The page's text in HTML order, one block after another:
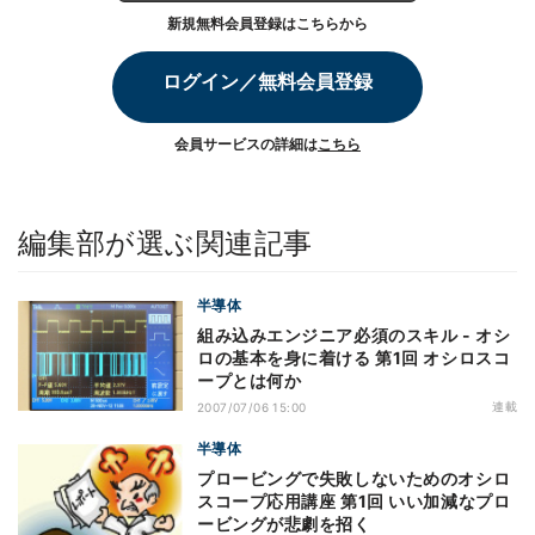
新規無料会員登録はこちらから
ログイン／無料会員登録
会員サービスの詳細はこちら
編集部が選ぶ関連記事
半導体
組み込みエンジニア必須のスキル - オシ
ロの基本を身に着ける 第1回 オシロスコ
ープとは何か
2007/07/06 15:00 連載
半導体
プロービングで失敗しないためのオシロ
スコープ応用講座 第1回 いい加減なプロ
ービングが悲劇を招く